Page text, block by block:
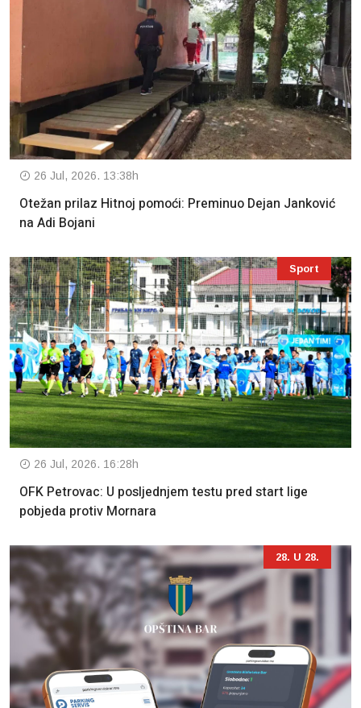
26 Jul, 2026. 13:38h
Otežan prilaz Hitnoj pomoći: Preminuo Dejan Janković
na Adi Bojani
Sport
26 Jul, 2026. 16:28h
OFK Petrovac: U posljednjem testu pred start lige
pobjeda protiv Mornara
28. U 28.